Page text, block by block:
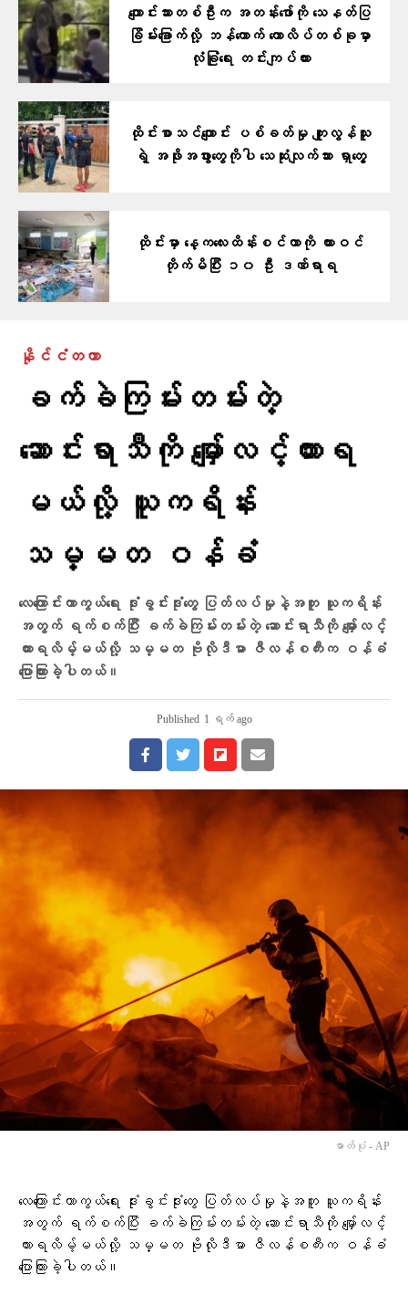
ကျောင်းသားတစ်ဦးက အတန်းဖော်ကို သေနတ်ပြ
ခြိမ်းခြောက်လို့ ဘန်ကောက် ကောလိပ်တစ်ခုမှာ
လုံခြုံရေး တင်းကျပ်ထား
ထိုင်းစာသင်ကျောင်း ပစ်ခတ်မှု ကျူးလွန်သူ
ရဲ့ အဖိုးအဖွားတွေကိုပါ သေဆုံးလျက်သား ရှာတွေ့
ထိုင်းမှာ နေ့ကလေးထိန်းစင်တာကို ကားဝင်
တိုက်မိပြီး ၁၀ ဦး ဒဏ်ရာရ
နိုင်ငံတကာ
ခက်ခဲကြမ်းတမ်းတဲ့
ဆောင်းရာသီကို မျှော်လင့်ထားရ
မယ်လို့ ယူကရိန်း
သမ္မတ ဝန်ခံ
လေကြောင်းကာကွယ်ရေး ဒုံးခွင်းဒုံးတွေ ပြတ်လပ်မှုနဲ့အတူ ယူကရိန်း
အတွက် ရက်စက်ပြီး ခက်ခဲကြမ်းတမ်းတဲ့ ဆောင်းရာသီကို မျှော်လင့်
ထားရလိမ့်မယ်လို့ သမ္မတ ဗိုလိုဒီမာ ဇီလန်စကီးက ဝန်ခံ
ပြောကြားခဲ့ပါတယ်။
Published 1 ရက် ago
ဓာတ်ပုံ - AP
လေကြောင်းကာကွယ်ရေး ဒုံးခွင်းဒုံးတွေ ပြတ်လပ်မှုနဲ့အတူ ယူကရိန်း
အတွက် ရက်စက်ပြီး ခက်ခဲကြမ်းတမ်းတဲ့ ဆောင်းရာသီကို မျှော်လင့်
ထားရလိမ့်မယ်လို့ သမ္မတ ဗိုလိုဒီမာ ဇီလန်စကီးက ဝန်ခံ
ပြောကြားခဲ့ပါတယ်။